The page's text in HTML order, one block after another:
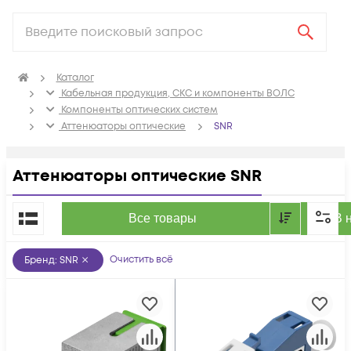
Каталог
Кабельная продукция, СКС и компоненты ВОЛС
Компоненты оптических систем
Аттенюаторы оптические
SNR
Аттенюаторы оптические SNR
Все товары В
По популярности
Бренд: SNR Очистить всё